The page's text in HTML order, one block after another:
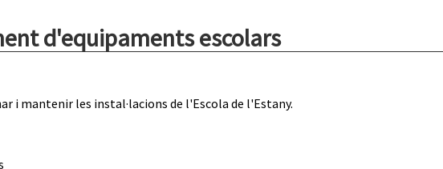
d'equipaments escolars
i mantenir les instal·lacions de l'Escola de l'Estany.